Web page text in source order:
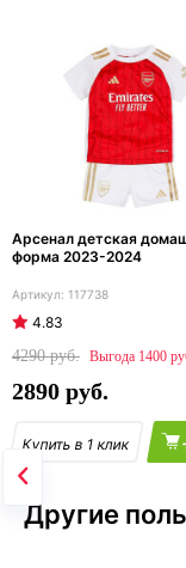
Арсенал детская
форма 2023-2024
117738
4.83
4290
1400
2890
Другие